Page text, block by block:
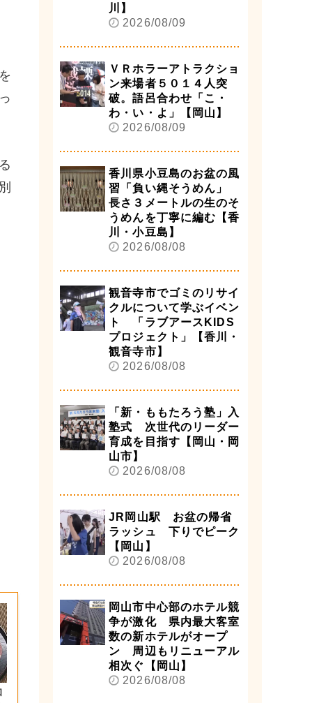
川】
2026/08/09
ＶＲホラーアトラクショ
ン来場者５０１４人突
破。語呂合わせ「こ・
わ・い・よ」【岡山】
2026/08/09
香川県小豆島のお盆の風
習「負い縄そうめん」
長さ３メートルの生のそ
うめんを丁寧に編む【香
川・小豆島】
2026/08/08
観音寺市でゴミのリサイ
クルについて学ぶイベン
ト 「ラブアースKIDS
プロジェクト」【香川・
観音寺市】
2026/08/08
「新・ももたろう塾」入
塾式 次世代のリーダー
育成を目指す【岡山・岡
山市】
2026/08/08
JR岡山駅 お盆の帰省
ラッシュ 下りでピーク
【岡山】
2026/08/08
岡山市中心部のホテル競
争が激化 県内最大客室
数の新ホテルがオープ
ン 周辺もリニューアル
相次ぐ【岡山】
2026/08/08